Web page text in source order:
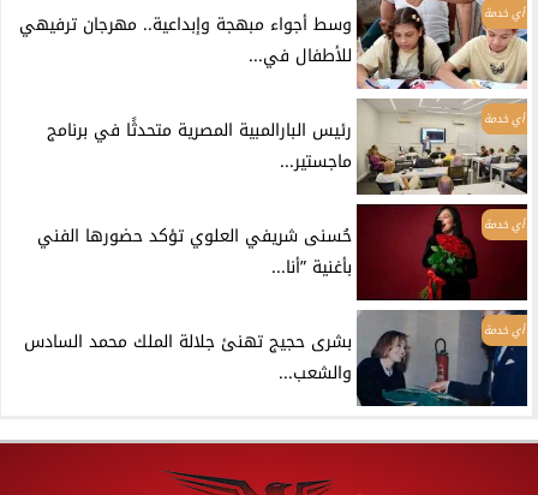
أي خدمة
وسط أجواء مبهجة وإبداعية.. مهرجان ترفيهي
للأطفال في...
أي خدمة
رئيس البارالمبية المصرية متحدثًا في برنامج
ماجستير...
أي خدمة
حُسنى شريفي العلوي تؤكد حضورها الفني
بأغنية ”أنا...
أي خدمة
بشرى حجيج تهنئ جلالة الملك محمد السادس
والشعب...